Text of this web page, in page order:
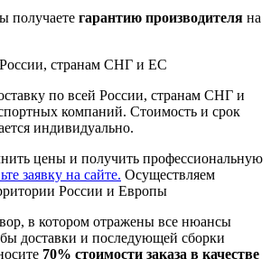
получаете гарантию производителя на
странам СНГ и ЕС
по всей России, странам СНГ и
компаний. Стоимость и срок
индивидуально.
цены и получить профессиональную
заявку на сайте. Осуществляем
России и Европы
в котором отражены все нюансы
доставки и последующей сборки
70% стоимости заказа в качестве